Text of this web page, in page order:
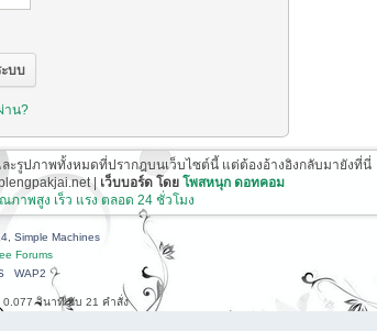
าน?
รูปภาพทั้งหมดที่ปรากฎบนเว็บไซต์นี้ แต่ต้องอ้างอิงกลับมายังที่นี่
| เว็บบอร์ด โดย โพสหนุก ดอทคอม
ภาพสูง เร็ว แรง ตลอด 24 ชั่วโมง
, Simple Machines
Forums
WAP2
วินาที กับ 21 คำสั่ง